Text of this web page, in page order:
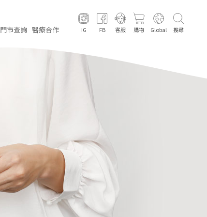
門市查詢 醫療合作 IG FB 客服 購物 Global 搜尋